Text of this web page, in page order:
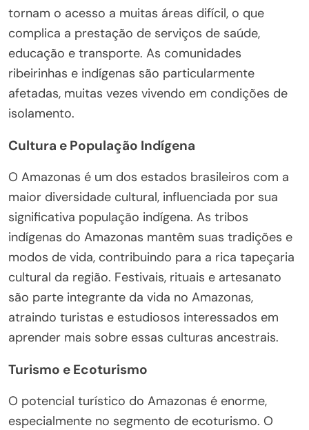
tornam o acesso a muitas áreas difícil, o que
complica a prestação de serviços de saúde,
educação e transporte. As comunidades
ribeirinhas e indígenas são particularmente
afetadas, muitas vezes vivendo em condições de
isolamento.
Cultura e População Indígena
O Amazonas é um dos estados brasileiros com a
maior diversidade cultural, influenciada por sua
significativa população indígena. As tribos
indígenas do Amazonas mantêm suas tradições e
modos de vida, contribuindo para a rica tapeçaria
cultural da região. Festivais, rituais e artesanato
são parte integrante da vida no Amazonas,
atraindo turistas e estudiosos interessados em
aprender mais sobre essas culturas ancestrais.
Turismo e Ecoturismo
O potencial turístico do Amazonas é enorme,
especialmente no segmento de ecoturismo. O